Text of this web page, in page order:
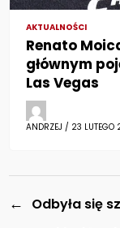
AKTUALNOŚCI
Renato
głównym
Las Vegas
ANDRZEJ / 23 LUTEGO
← Odbyła się